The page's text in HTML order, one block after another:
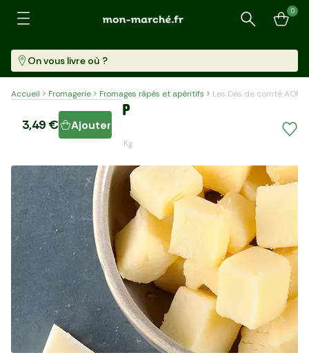
Recherche
0
On vous livre où ?
Accueil Fromagerie Fromages râpés et apéritifs Les Dés de comté AOP
Les Dés de comté AOP
34,90 €/kg
3,49 € Ajouter